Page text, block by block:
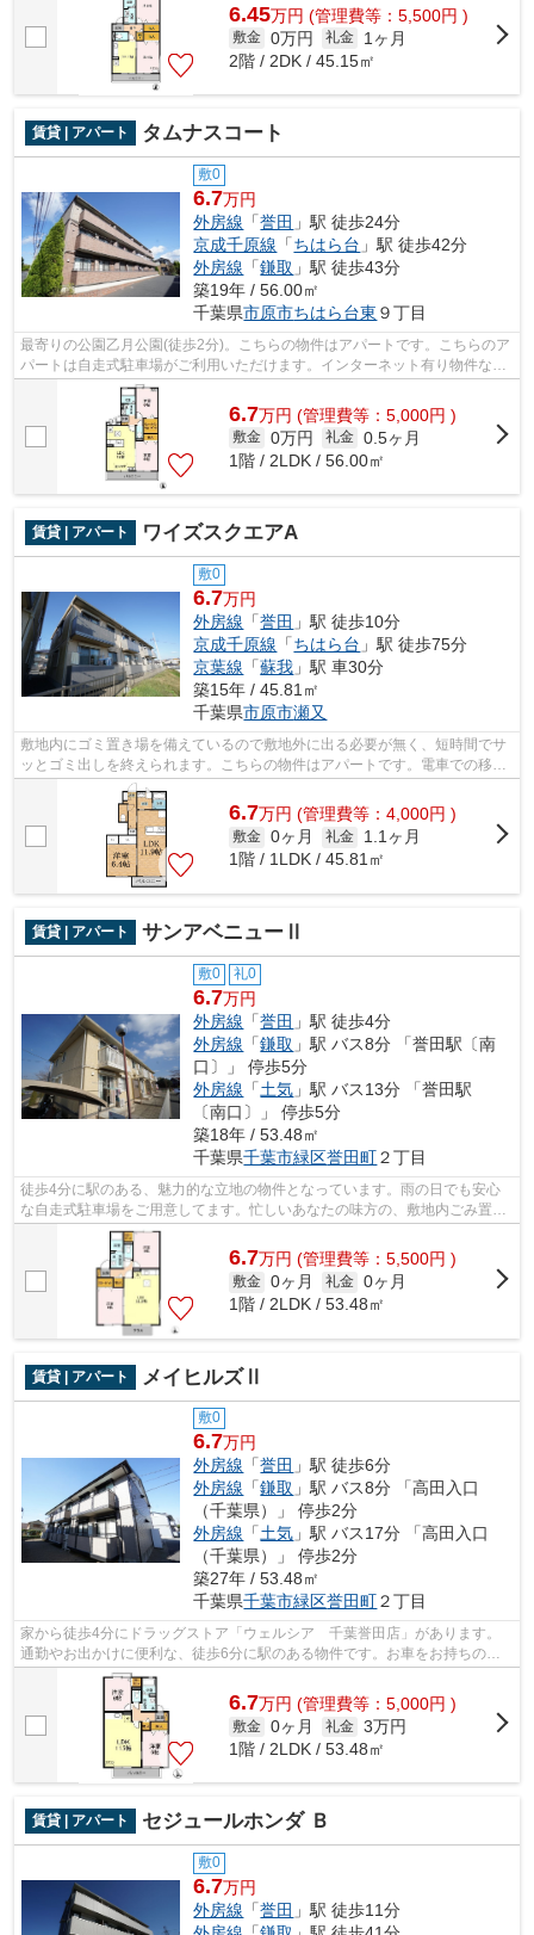
6.45万円 (管理費等：5,500円 )
敷金 0万円 礼金
1ヶ月
2階 / 2DK / 45.15㎡
賃貸 | アパート タムナスコート
敷0
6.7万円
外房線 「誉田 」駅 徒歩24分
京成千原線 「ちはら台 」駅 徒歩42分
外房線 「鎌取 」駅 徒歩43分
築19年 / 56.00㎡
千葉県市原市ちはら台東 ９丁目
最寄りの公園乙月公園(徒歩2分)。こちらの物件はアパートです。こちらのア
パートは自走式駐車場がご利用いただけます。インターネット有り物件なの
で、ネットをよく使う方におすすめ。...
6.7万円 (管理費等：5,000円 )
敷金 0万円 礼金 0.5ヶ月
1階 / 2LDK / 56.00㎡
賃貸 | アパート ワイズスクエアA
敷0
6.7万円
外房線 「誉田 」駅 徒歩10分
京成千原線 「ちはら台 」駅 徒歩75分
京葉線 「蘇我 」駅 車30分
築15年 / 45.81㎡
千葉県市原市瀬又
敷地内にゴミ置き場を備えているので敷地外に出る必要が無く、短時間でサ
ッとゴミ出しを終えられます。こちらの物件はアパートです。電車での移動
がより便利になる、2駅利用可能なアパ...
6.7万円 (管理費等：4,000円 )
敷金 0ヶ月 礼金
1.1ヶ月
1階 / 1LDK / 45.81㎡
賃貸 | アパート サンアベニューⅡ
敷0 礼0
6.7万円
外房線 「誉田 」駅 徒歩4分
外房線 「鎌取 」駅 バス8分 「誉田駅〔南
口〕」 停歩5分
外房線 「土気 」駅 バス13分 「誉田駅
〔南口〕」 停歩5分
築18年 / 53.48㎡
千葉県千葉市緑区誉田町２丁目
徒歩4分に駅のある、魅力的な立地の物件となっています。雨の日でも安心
な自走式駐車場をご用意してます。忙しいあなたの味方の、敷地内ごみ置き
場つきの物件です。近くに駅も多く、沿...
6.7万円 (管理費等：5,500円 )
敷金 0ヶ月 礼金 0ヶ月
1階 / 2LDK / 53.48㎡
賃貸 | アパート メイヒルズⅡ
敷0
6.7万円
外房線 「誉田 」駅 徒歩6分
外房線 「鎌取 」駅 バス8分 「高田入口
（千葉県）」 停歩2分
外房線 「土気 」駅 バス17分 「高田入口
（千葉県）」 停歩2分
築27年 / 53.48㎡
千葉県千葉市緑区誉田町２丁目
家から徒歩4分にドラッグストア「ウェルシア 千葉誉田店」があります。
通勤やお出かけに便利な、徒歩6分に駅のある物件です。お車をお持ちの方
にオススメの、自走式駐車場を利用でき...
6.7万円 (管理費等：5,000円 )
敷金 0ヶ月 礼金 3万円
1階 / 2LDK / 53.48㎡
賃貸 | アパート セジュールホンダ Ｂ
敷0
6.7万円
外房線 「誉田 」駅 徒歩11分